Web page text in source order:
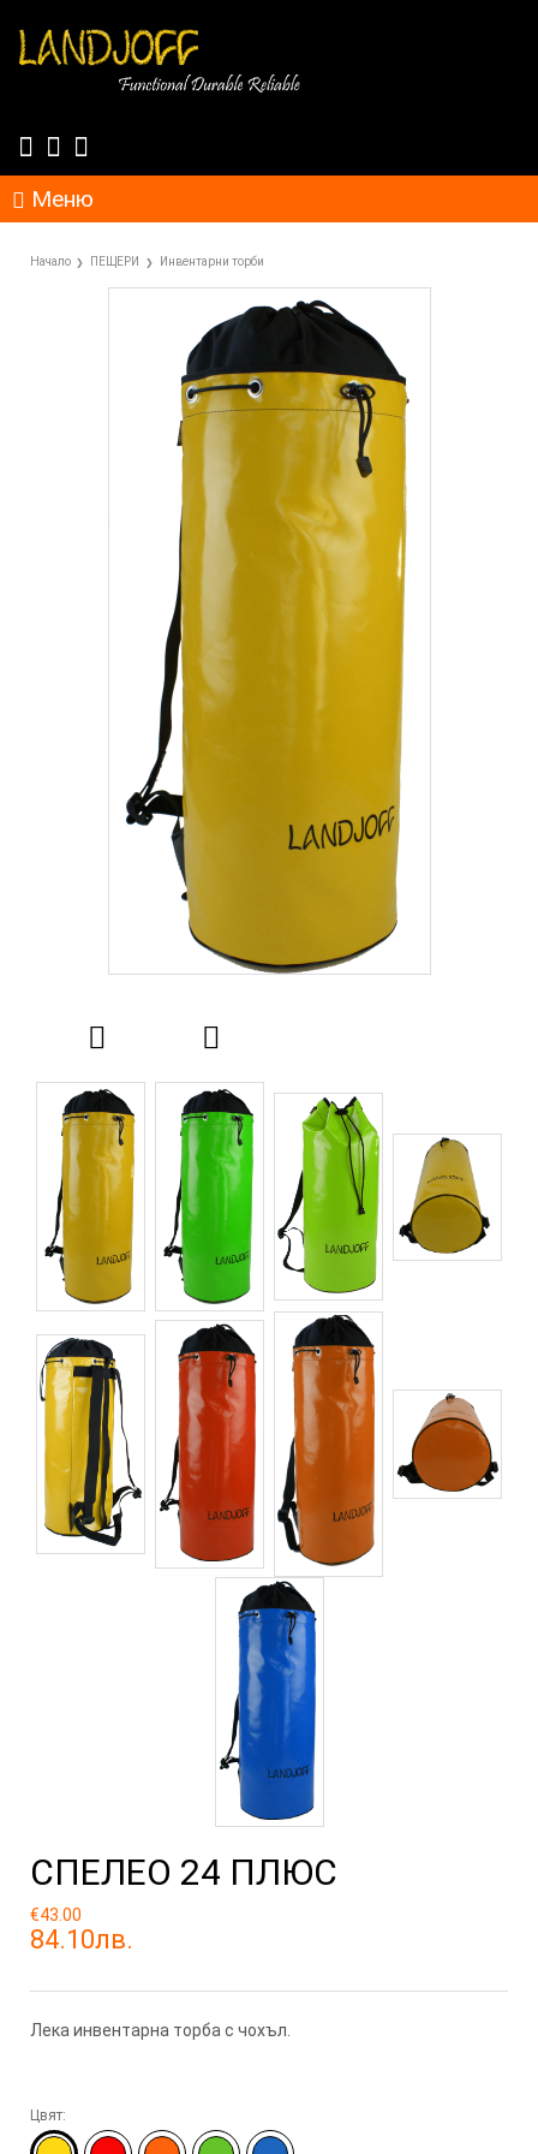
Меню
Начало ПЕЩЕРИ Инвентарни торби
СПЕЛЕО 24 ПЛЮС
€43.00
84.10лв.
Лека инвентарна торба с чохъл.
Цвят: